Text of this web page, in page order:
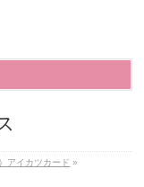
）アイカツカード »